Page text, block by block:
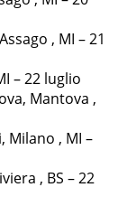
, MI – 21
– 22 luglio
Mantova ,
Milano , MI –
, BS – 22